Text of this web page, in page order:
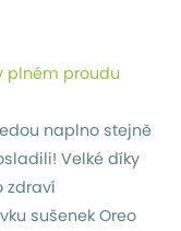
plném proudu
naplno stejně
Velké díky
zdraví
sušenek Oreo